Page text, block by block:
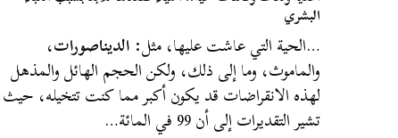
البشري
…الحية التي عاشت عليها، مثل:الديناصورات،
والماموث، وما إلى ذلك، ولكن الحجم الهائل والمذهل
لهذه الانقراضات قد يكون أكبر مما كنت تتخيله، حيث
تشير التقديرات إلى أن 99 في المائة…